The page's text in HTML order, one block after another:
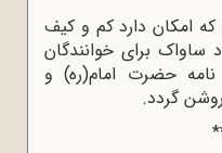
امکان دارد کم و کیف
ساواک برای خوانندگان
حضرت امام(ره) و
گردد.